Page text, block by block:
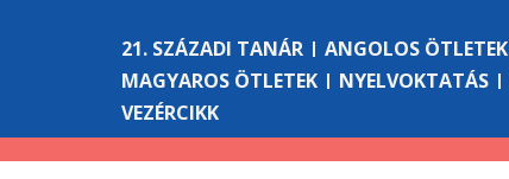
21. SZÁZADI TANÁR ANGOLOS ÖTLETEK
MAGYAROS ÖTLETEK
NYELVOKTATÁS
VEZÉRCIKK